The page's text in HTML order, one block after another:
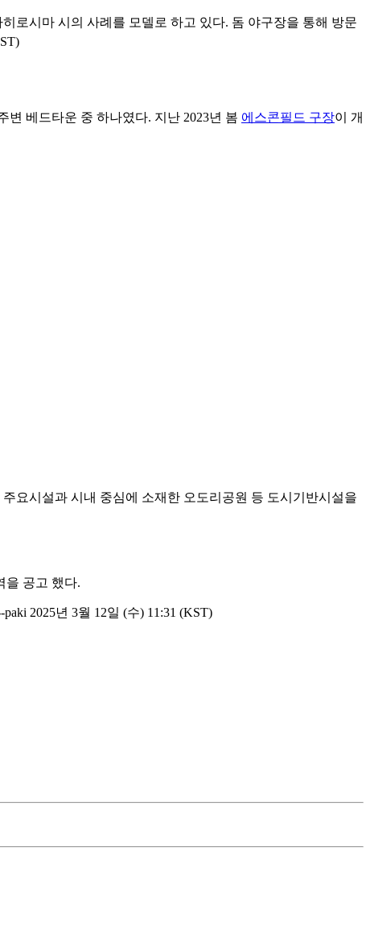
로시마 시의 사례를 모델로 하고 있다. 돔 야구장을 통해 방문
베드타운 중 하나였다. 지난 2023년 봄 에스콘필드 구장이 개
요시설과 시내 중심에 소재한 오도리공원 등 도시기반시설을
을 공고 했다.
2025년 3월 12일 (수) 11:31 (KST)